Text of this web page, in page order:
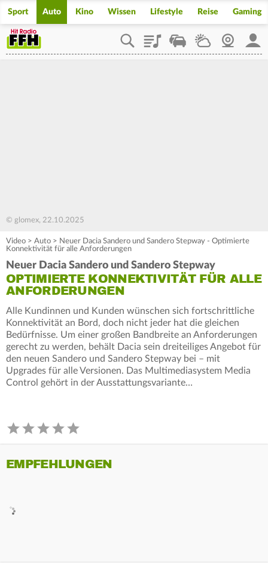
Sport Auto Kino Wissen Lifestyle Reise Gaming
PlaylistStaupilotWetterWebcam
© glomex, 22.10.2025
Video > Auto > Neuer Dacia Sandero und Sandero Stepway - Optimierte
Konnektivität für alle Anforderungen
Neuer Dacia Sandero und Sandero Stepway
OPTIMIERTE KONNEKTIVITÄT FÜR ALLE
ANFORDERUNGEN
Alle Kundinnen und Kunden wünschen sich fortschrittliche
Konnektivität an Bord, doch nicht jeder hat die gleichen
Bedürfnisse. Um einer großen Bandbreite an Anforderungen
gerecht zu werden, behält Dacia sein dreiteiliges Angebot für
den neuen Sandero und Sandero Stepway bei – mit
Upgrades für alle Versionen. Das Multimediasystem Media
Control gehört in der Ausstattungsvariante…
EMPFEHLUNGEN